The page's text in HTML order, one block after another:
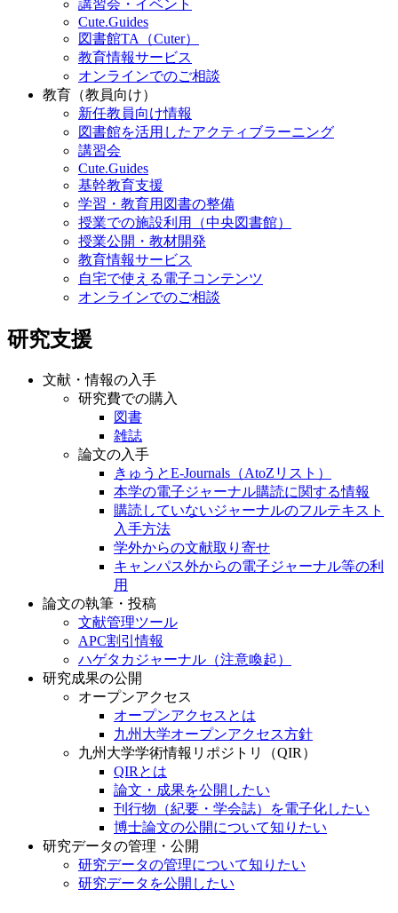
オンラインでのご相談
教育（教員向け）
新任教員向け情報
図書館を活用したアクティブラーニング
講習会
Cute.Guides
基幹教育支援
学習・教育用図書の整備
授業での施設利用（中央図書館）
授業公開・教材開発
教育情報サービス
自宅で使える電子コンテンツ
オンラインでのご相談
研究支援
文献・情報の入手
研究費での購入
論文の入手
きゅうとE-Journals（AtoZリスト）
本学の電子ジャーナル購読に関する情報
購読していないジャーナルのフルテキスト
入手方法
学外からの文献取り寄せ
キャンパス外からの電子ジャーナル等の利
用
論文の執筆・投稿
文献管理ツール
APC割引情報
ハゲタカジャーナル（注意喚起）
研究成果の公開
オープンアクセス
オープンアクセスとは
九州大学オープンアクセス方針
九州大学学術情報リポジトリ（QIR）
QIRとは
論文・成果を公開したい
刊行物（紀要・学会誌）を電子化したい
博士論文の公開について知りたい
研究データの管理・公開
研究データの管理について知りたい
研究データを公開したい
図書館について
附属図書館の概要